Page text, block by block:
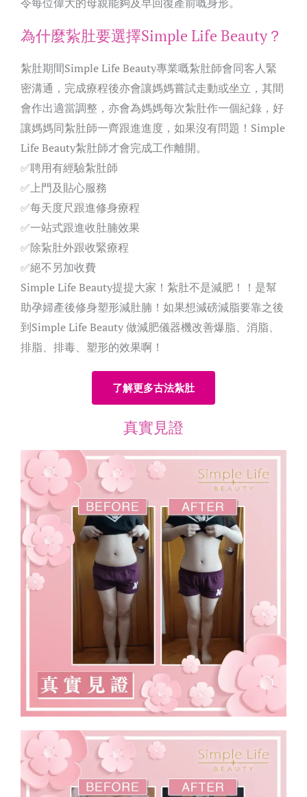
為什麼紥肚要選擇Simple Life Beauty？
紮肚期間Simple Life Beauty專業嘅紮肚師會同客人緊
密溝通，完成療程後亦會讓媽媽嘗試走動或坐立，其間
會作出適當調整，亦會為媽媽每次紮肚作一個紀錄，好
讓媽媽同紮肚師一齊跟進進度，如果沒有問題！Simple
Life Beauty紮肚師才會完成工作離開。
✅聘用有經驗紮肚師
✅上門及貼心服務
✅每天度尺跟進修身療程
✅一站式跟進收肚腩效果
✅除紥肚外跟收緊療程
✅絕不另加收費
Simple Life Beauty提提大家！紮肚不是減肥！！是幫
助孕婦產後修身塑形減肚腩！如果想減磅減脂要靠之後
到Simple Life Beauty 做減肥儀器機改善爆脂、消脂、
排脂、排毒、塑形的效果啊！
了解更多古法紮肚
真實見證